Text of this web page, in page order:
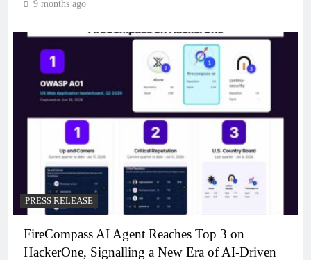
9 months ago
PRESS RELEASE
FireCompass AI Agent Reaches Top 3 on
HackerOne, Signalling a New Era of AI-Driven